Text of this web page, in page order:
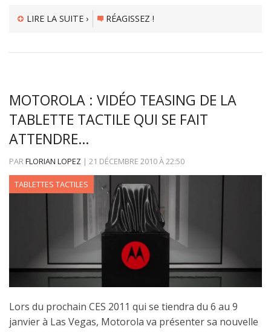
LIRE LA SUITE › RÉAGISSEZ !
MOTOROLA : VIDÉO TEASING DE LA
TABLETTE TACTILE QUI SE FAIT
ATTENDRE…
PARFLORIAN LOPEZ | 21 DÉCEMBRE 2010À22:50
TABLETTES TACTILES
Lors du prochain CES 2011 qui se tiendra du 6 au 9
janvier à Las Vegas, Motorola va présenter sa nouvelle